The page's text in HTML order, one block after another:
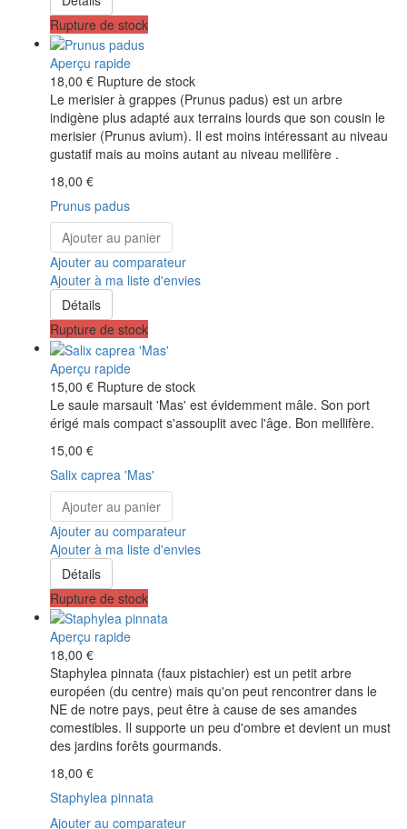
Rupture de stock
Aperçu rapide
18,00 € Rupture de stock
Le merisier à grappes (Prunus padus) est un arbre
indigène plus adapté aux terrains lourds que son cousin le
merisier (Prunus avium). Il est moins intéressant au niveau
gustatif mais au moins autant au niveau mellifère .
18,00 €
Prunus padus
Ajouter au panier
Ajouter au comparateur
Ajouter à ma liste d'envies
Détails
Rupture de stock
Aperçu rapide
15,00 € Rupture de stock
Le saule marsault 'Mas' est évidemment mâle. Son port
érigé mais compact s'assouplit avec l'âge. Bon mellifère.
15,00 €
Salix caprea 'Mas'
Ajouter au panier
Ajouter au comparateur
Ajouter à ma liste d'envies
Détails
Rupture de stock
Aperçu rapide
18,00 €
Staphylea pinnata (faux pistachier) est un petit arbre
européen (du centre) mais qu'on peut rencontrer dans le
NE de notre pays, peut être à cause de ses amandes
comestibles. Il supporte un peu d'ombre et devient un must
des jardins forêts gourmands.
18,00 €
Staphylea pinnata
Ajouter au comparateur